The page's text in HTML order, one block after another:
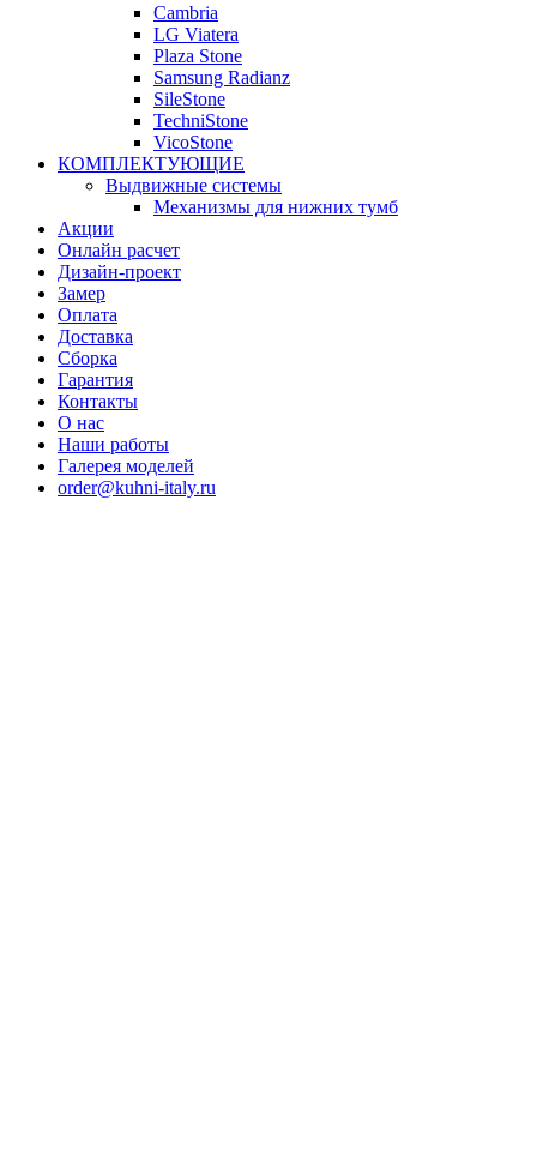
Cambria
LG Viatera
Plaza Stone
Samsung Radianz
SileStone
TechniStone
VicoStone
КОМПЛЕКТУЮЩИЕ
Выдвижные системы
Механизмы для нижних тумб
Акции
Онлайн расчет
Дизайн-проект
Замер
Оплата
Доставка
Сборка
Гарантия
Контакты
О нас
Наши работы
Галерея моделей
order@kuhni-italy.ru